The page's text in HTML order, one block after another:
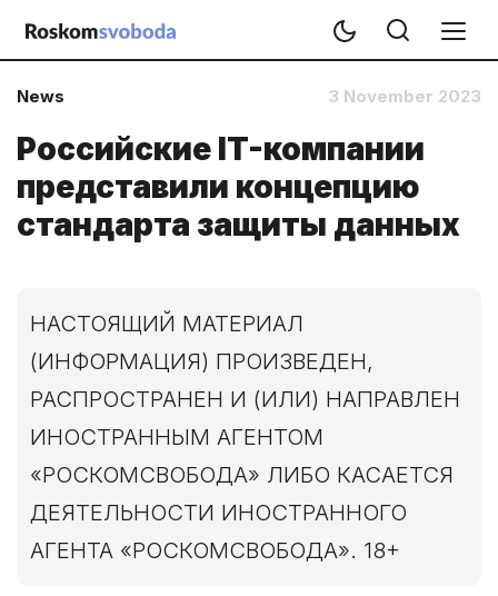
News 3 November 2023
Российские IT-компании
представили концепцию
стандарта защиты данных
НАСТОЯЩИЙ МАТЕРИАЛ
(ИНФОРМАЦИЯ) ПРОИЗВЕДЕН,
РАСПРОСТРАНЕН И (ИЛИ) НАПРАВЛЕН
ИНОСТРАННЫМ АГЕНТОМ
«РОСКОМСВОБОДА» ЛИБО КАСАЕТСЯ
ДЕЯТЕЛЬНОСТИ ИНОСТРАННОГО
АГЕНТА «РОСКОМСВОБОДА». 18+